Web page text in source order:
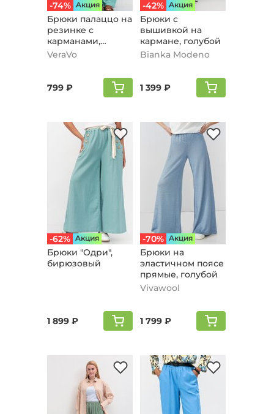
-74% Aкция
Брюки палаццо на
резинке с
карманами,
мятный
VeraVo
799 ₽
-42% Aкция
Брюки с
вышивкой на
кармане, голубой
Bianka Modeno
1 399 ₽
-62% Aкция
Брюки "Одри",
бирюзовый
1 899 ₽
-70% Aкция
Брюки на
эластичном поясе
прямые, голубой
Vivawool
1 799 ₽